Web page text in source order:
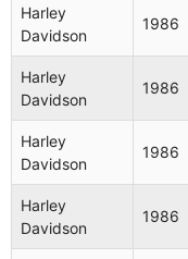
Harley
Harley
Harley
Harley
Harley
Davidson
1986
Harley
Davidson
1986
Harley
Davidson
1986
Harley
Davidson
1986